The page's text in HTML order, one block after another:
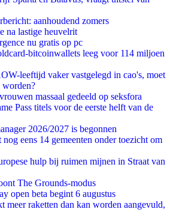
aanhoudend zomers
na lastige heuvelrit
nu gratis op pc
bitcoinwallets leeg voor 114 miljoen
leeftijd vaker vastgelegd in cao's, moet
worden?
massaal gedeeld op seksfora
Pass titels voor de eerste helft van de
2026/2027 is begonnen
eens 14 gemeenten onder toezicht om
hulp bij ruimen mijnen in Straat van
The Grounds-modus
open beta begint 6 augustus
meer raketten dan kan worden aangevuld,